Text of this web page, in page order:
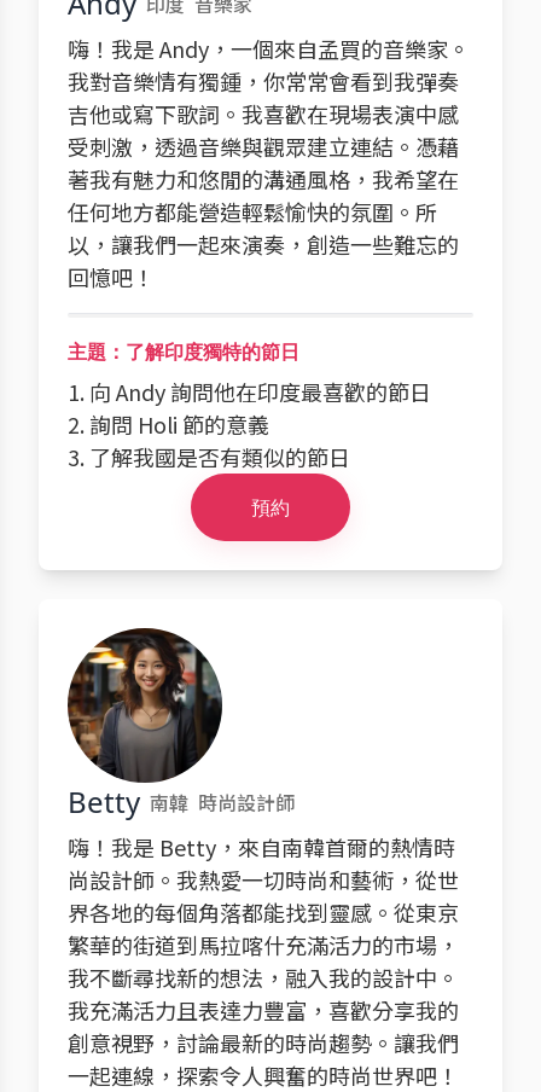
嗨！我是 Andy，一個來自孟買的音樂家。
我對音樂情有獨鍾，你常常會看到我彈奏
吉他或寫下歌詞。我喜歡在現場表演中感
受刺激，透過音樂與觀眾建立連結。憑藉
著我有魅力和悠閒的溝通風格，我希望在
任何地方都能營造輕鬆愉快的氛圍。所
以，讓我們一起來演奏，創造一些難忘的
回憶吧！
主題：了解印度獨特的節日
1. 向 Andy 詢問他在印度最喜歡的節日
2. 詢問 Holi 節的意義
3. 了解我國是否有類似的節日
預約
Betty 南韓 時尚設計師
嗨！我是 Betty，來自南韓首爾的熱情時
尚設計師。我熱愛一切時尚和藝術，從世
界各地的每個角落都能找到靈感。從東京
繁華的街道到馬拉喀什充滿活力的市場，
我不斷尋找新的想法，融入我的設計中。
我充滿活力且表達力豐富，喜歡分享我的
創意視野，討論最新的時尚趨勢。讓我們
一起連線，探索令人興奮的時尚世界吧！